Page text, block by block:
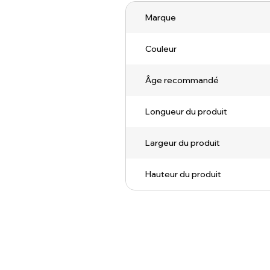
Marque
Couleur
Âge recommandé
Longueur du produit
Largeur du produit
Hauteur du produit